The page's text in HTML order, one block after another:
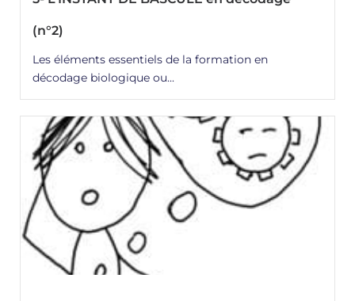
(n°2)
Les éléments essentiels de la formation en
décodage biologique ou...